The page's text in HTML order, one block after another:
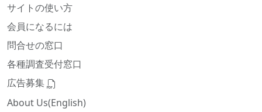
サイトの使い方
会員になるには
問合せの窓口
各種調査受付窓口
広告募集
About Us(English)